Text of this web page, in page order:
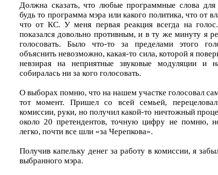
Должна сказать, что любые программные слова для
будь то программа мэра или какого политика, что от
что от КС. У меня первая реакция всегда на
показался довольно противным, и в ту же минуту я
голосовать. Было что-то за пределами этого
объяснить невозможно, какая-то сила, которой я
невзирая на неприятные звуковые модуляции
собиралась ни за кого голосовать.
О выборах помню, что на нашем участке голосовал
тот момент. Пришел со всей семьей,
комиссии, руки, но получил какой-то ничтожный
около 20 претендентов, точную цифру не помню,
легко, почти все шли «за Черепкова».
Получив капельку денег за работу в комиссии, я
выбранного мэра.